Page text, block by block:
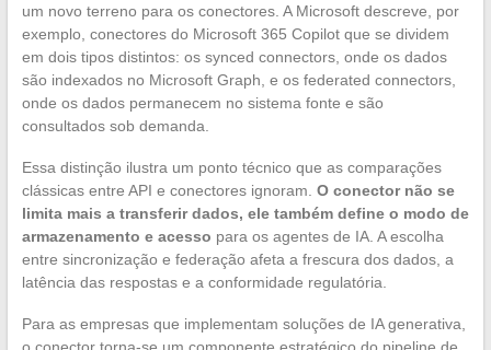
um novo terreno para os conectores. A Microsoft descreve, por
exemplo, conectores do Microsoft 365 Copilot que se dividem
em dois tipos distintos: os synced connectors, onde os dados
são indexados no Microsoft Graph, e os federated connectors,
onde os dados permanecem no sistema fonte e são
consultados sob demanda.
Essa distinção ilustra um ponto técnico que as comparações
clássicas entre API e conectores ignoram. O conector não se
limita mais a transferir dados, ele também define o modo de
armazenamento e acesso para os agentes de IA. A escolha
entre sincronização e federação afeta a frescura dos dados, a
latência das respostas e a conformidade regulatória.
Para as empresas que implementam soluções de IA generativa,
o conector torna-se um componente estratégico do pipeline de